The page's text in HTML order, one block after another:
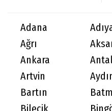
Adana
Ağrı
Ankara
Artvin
Bartın
Bilecik